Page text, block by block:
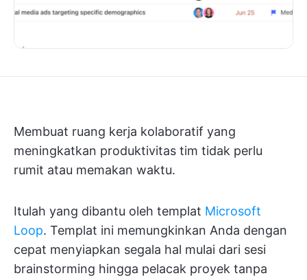
Membuat ruang kerja kolaboratif yang
meningkatkan produktivitas tim tidak perlu
rumit atau memakan waktu.
Itulah yang dibantu oleh templat Microsoft
Loop. Templat ini memungkinkan Anda dengan
cepat menyiapkan segala hal mulai dari sesi
brainstorming hingga pelacak proyek tanpa